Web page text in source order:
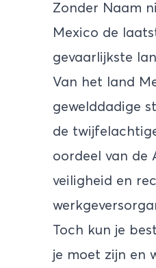
Zonder Naam
Mexico de
gevaarlijkste
Van het land
gewelddadige
de
oordeel van de
veiligheid en
Toch kun je
je moet zijn en